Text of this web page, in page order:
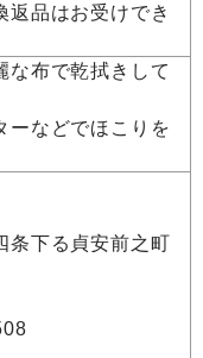
返品はお受けでき
な布で乾拭きして
ーなどでほこりを
条下る貞安前之町